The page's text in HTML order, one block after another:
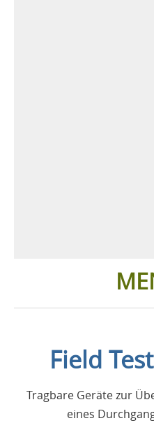
Anwendungen
Produkte
Field
Tragbare Geräte zur
eines